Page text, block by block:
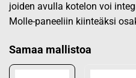
joiden avulla kotelon voi
Molle-paneeliin kiinteäksi
Samaa mallistoa